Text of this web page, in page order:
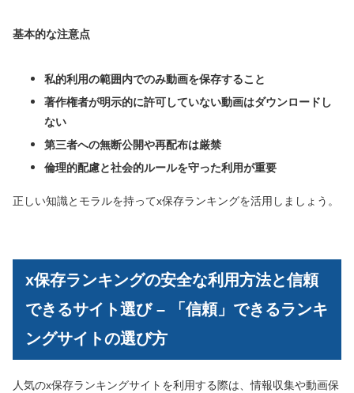
基本的な注意点
私的利用の範囲内でのみ動画を保存すること
著作権者が明示的に許可していない動画はダウンロードし
ない
第三者への無断公開や再配布は厳禁
倫理的配慮と社会的ルールを守った利用が重要
正しい知識とモラルを持ってx保存ランキングを活用しましょう。
x保存ランキングの安全な利用方法と信頼
できるサイト選び – 「信頼」できるランキ
ングサイトの選び方
人気のx保存ランキングサイトを利用する際は、情報収集や動画保